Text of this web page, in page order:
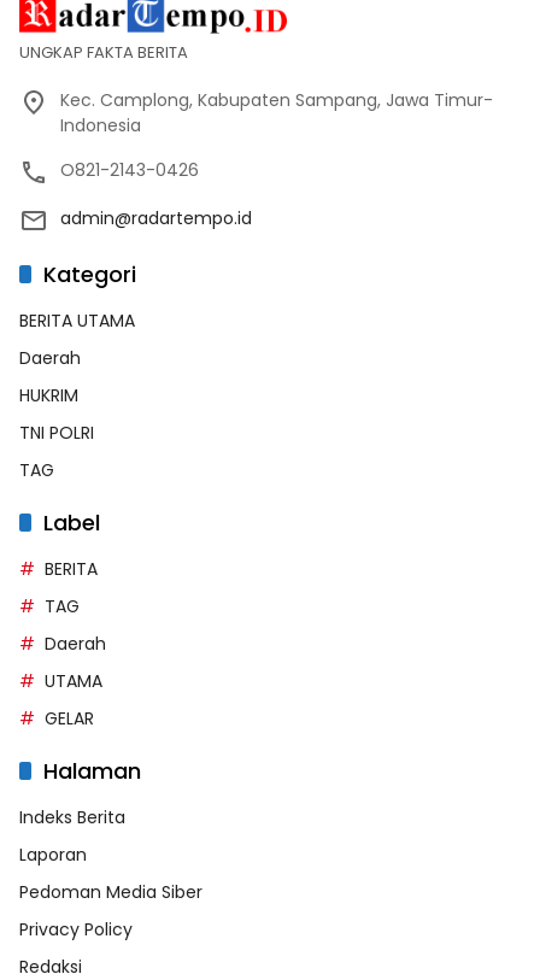
UNGKAP FAKTA BERITA
Kec. Camplong, Kabupaten Sampang, Jawa Timur-
Indonesia
O821-2143-0426
admin@radartempo.id
Kategori
BERITA UTAMA
Daerah
HUKRIM
TNI POLRI
TAG
Label
BERITA
TAG
Daerah
UTAMA
GELAR
Halaman
Indeks Berita
Laporan
Pedoman Media Siber
Privacy Policy
Redaksi